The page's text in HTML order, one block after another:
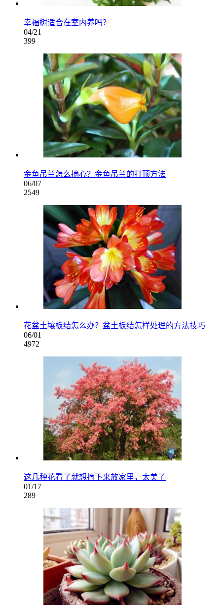
幸福树适合在室内养吗？
04/21
399
金鱼吊兰怎么摘心？金鱼吊兰的打顶方法
06/07
2549
花盆土壤板结怎么办？盆土板结怎样处理的方法技巧
06/01
4972
这几种花看了就想摘下来放家里，太美了
01/17
289